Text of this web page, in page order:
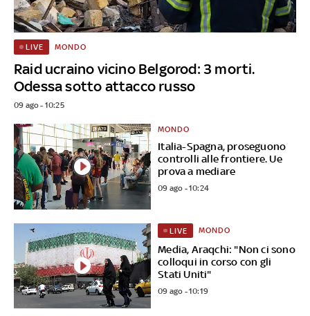
Raid ucraino vicino Belgorod: 3 morti.
Odessa sotto attacco russo
LIVE MONDO
09 ago - 10:25
Italia-Spagna, proseguono
controlli alle frontiere. Ue
prova a mediare
MONDO
09 ago - 10:24
Media, Araqchi: "Non ci sono
colloqui in corso con gli
Stati Uniti"
LIVE MONDO
09 ago - 10:19